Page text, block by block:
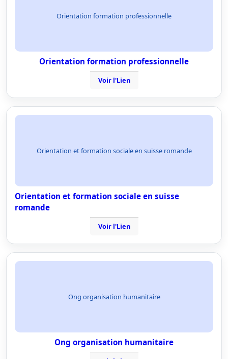
Orientation formation professionnelle
Orientation formation professionnelle
Voir l'Lien
Orientation et formation sociale en suisse romande
Orientation et formation sociale en suisse
romande
Voir l'Lien
Ong organisation humanitaire
Ong organisation humanitaire